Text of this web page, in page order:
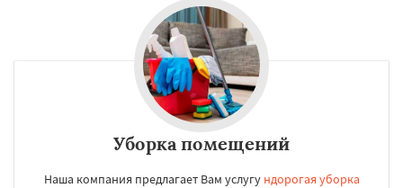
Уборка помещений
Наша компания предлагает Вам услугу ндорогая уборка